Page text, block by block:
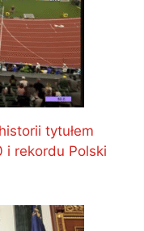
tytułem
i rekordu Polski